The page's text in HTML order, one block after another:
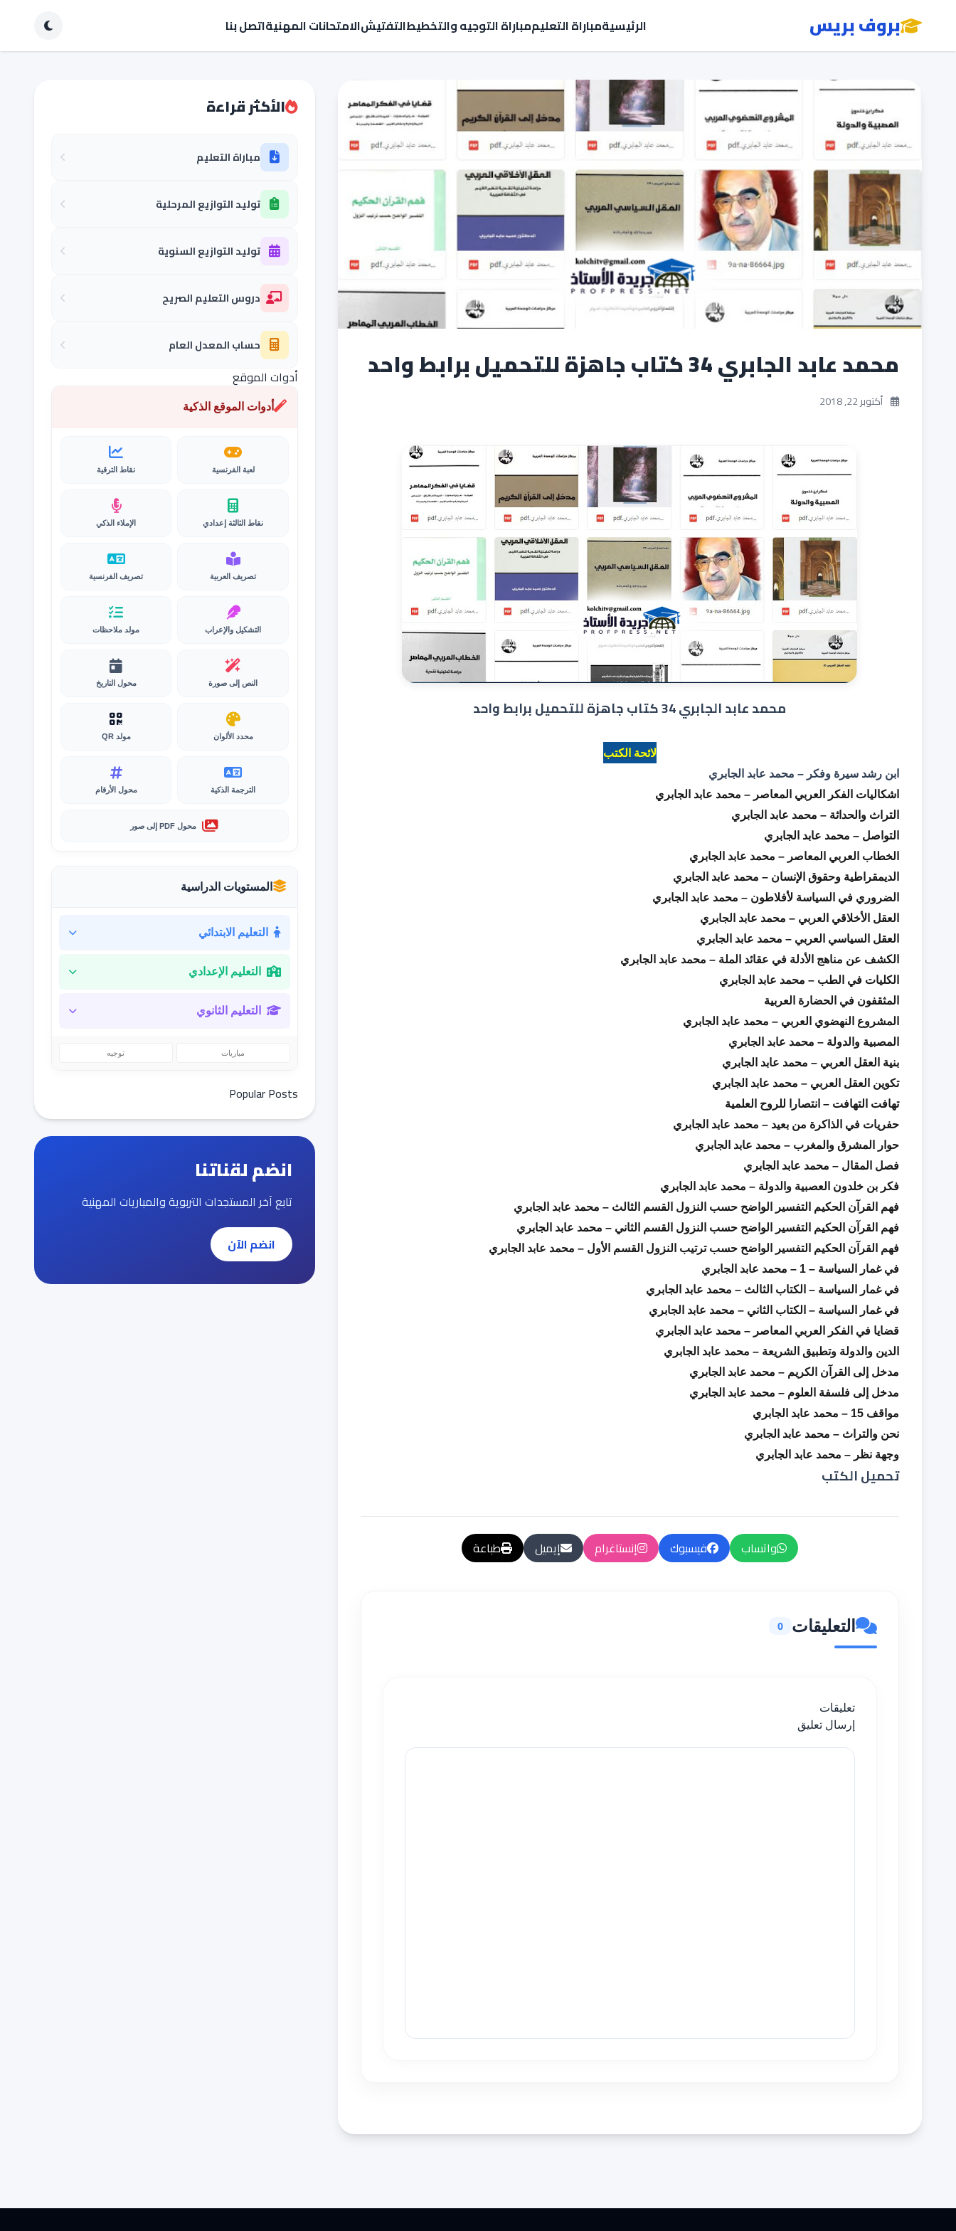
بروف بريس الرئيسيةمباراة التعليممباراة التوجيه والتخطيطالتفتيشالامتحانات المهنيةاتصل بنا
محمد عابد الجابري 34 كتاب جاهزة للتحميل برابط واحد
أكتوبر 22, 2018
محمد عابد الجابري 34 كتاب جاهزة للتحميل برابط واحد
لائحة الكتب
ابن رشد سيرة وفكر – محمد عابد الجابري
اشكاليات الفكر العربي المعاصر – محمد عابد الجابري
التراث والحداثة – محمد عابد الجابري
التواصل – محمد عابد الجابري
الخطاب العربي المعاصر – محمد عابد الجابري
الديمقراطية وحقوق الإنسان – محمد عابد الجابري
الضروري في السياسة لأفلاطون – محمد عابد الجابري
العقل الأخلاقي العربي – محمد عابد الجابري
العقل السياسي العربي – محمد عابد الجابري
الكشف عن مناهج الأدلة في عقائد الملة – محمد عابد الجابري
الكليات في الطب – محمد عابد الجابري
المثقفون في الحضارة العربية
المشروع النهضوي العربي – محمد عابد الجابري
المصبية والدولة – محمد عابد الجابري
بنية العقل العربي – محمد عابد الجابري
تكوين العقل العربي – محمد عابد الجابري
تهافت التهافت – انتصارا للروح العلمية
حفريات في الذاكرة من بعيد – محمد عابد الجابري
حوار المشرق والمغرب – محمد عابد الجابري
فصل المقال – محمد عابد الجابري
فكر بن خلدون العصبية والدولة – محمد عابد الجابري
فهم القرآن الحكيم التفسير الواضح حسب النزول القسم الثالث – محمد عابد الجابري
فهم القرآن الحكيم التفسير الواضح حسب النزول القسم الثاني – محمد عابد الجابري
فهم القرآن الحكيم التفسير الواضح حسب ترتيب النزول القسم الأول – محمد عابد الجابري
في غمار السياسة – 1 – محمد عابد الجابري
في غمار السياسة – الكتاب الثالث – محمد عابد الجابري
في غمار السياسة – الكتاب الثاني – محمد عابد الجابري
قضايا في الفكر العربي المعاصر – محمد عابد الجابري
الدين والدولة وتطبيق الشريعة – محمد عابد الجابري
مدخل إلى القرآن الكريم – محمد عابد الجابري
مدخل إلى فلسفة العلوم – محمد عابد الجابري
مواقف 15 – محمد عابد الجابري
نحن والتراث – محمد عابد الجابري
وجهة نظر – محمد عابد الجابري
تحميل الكتب
واتساب فيسبوك إنستاغرام إيميل طباعة
التعليقات 0
تعليقات
إرسال تعليق
الأكثر قراءة
مباراة التعليم
توليد التوازيع المرحلية
توليد التوازيع السنوية
دروس التعليم الصريح
حساب المعدل العام
أدوات الموقع
أدوات الموقع الذكية
لعبة الفرنسية نقاط الترقية
نقاط الثالثة إعدادي الإملاء الذكي
تصريف العربية تصريف الفرنسية
التشكيل والإعراب مولد ملاحظات
النص إلى صورة محول التاريخ
محدد الألوان مولد QR
الترجمة الذكية محول الأرقام
محول PDF إلى صور
المستويات الدراسية
التعليم الابتدائي
التعليم الإعدادي
التعليم الثانوي
مباريات توجيه
Popular Posts
انضم لقناتنا
تابع آخر المستجدات التربوية والمباريات المهنية
انضم الآن